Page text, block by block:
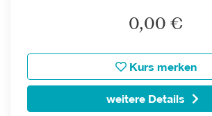
0,00 €
Kurs merken
weitere Details